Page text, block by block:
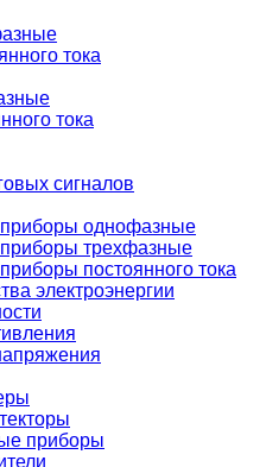
тока
тока
сигналов
однофазные
трехфазные
постоянного тока
электроэнергии
приборы